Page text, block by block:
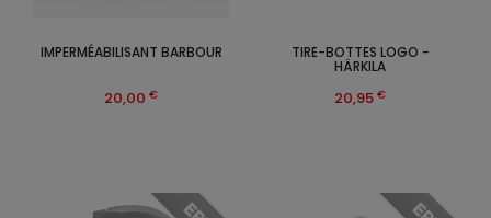
IMPERMÉABILISANT BARBOUR
20,00 €
TIRE-BOTTES LOGO -
HÄRKILA
20,95 €